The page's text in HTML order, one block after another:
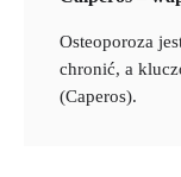
Osteoporoza
chronić, a
(Caperos).